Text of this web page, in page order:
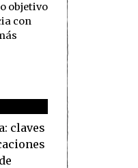
objetivo
con
claves